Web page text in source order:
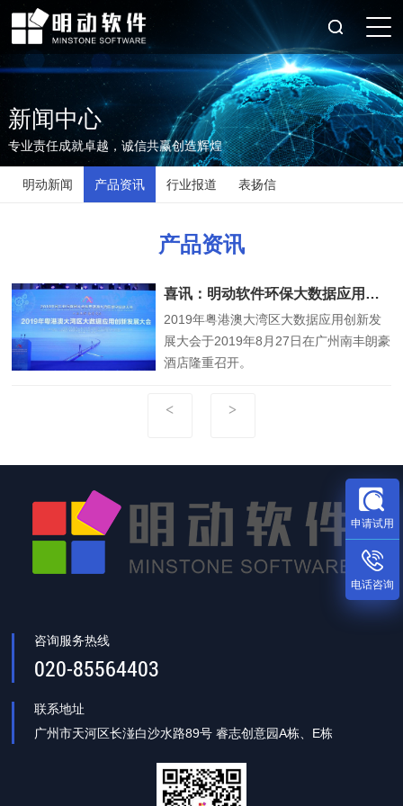
新闻中心
专业责任成就卓越，诚信共赢创造辉煌
明动新闻 产品资讯 行业报道 表扬信
产品资讯
喜讯：明动软件环保大数据应用平台荣膺2019年广东省大数据优秀应用案例TOP30
2019年粤港澳大湾区大数据应用创新发
展大会于2019年8月27日在广州南丰朗豪
酒店隆重召开。
申请试用
电话咨询
咨询服务热线
020-85564403
联系地址
广州市天河区长湴白沙水路89号 睿志创意园A栋、E栋